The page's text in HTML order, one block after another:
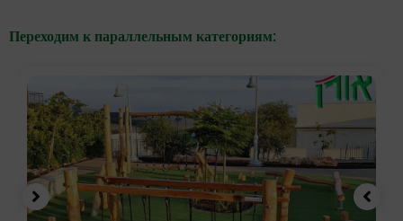
Переходим к параллельным категориям: